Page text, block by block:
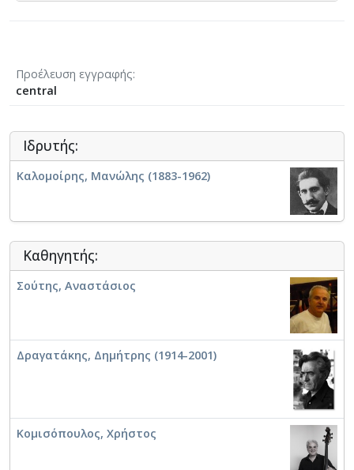
Προέλευση εγγραφής
central
Ιδρυτής:
Καλομοίρης, Μανώλης (1883-1962)
Καθηγητής:
Σούτης, Αναστάσιος
Δραγατάκης, Δημήτρης (1914-2001)
Κομισόπουλος, Χρήστος